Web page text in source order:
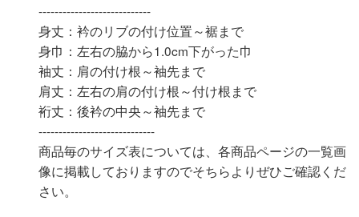
----------------------------
身丈：衿のリブの付け位置～裾まで
身巾：左右の脇から1.0cm下がった巾
袖丈：肩の付け根～袖先まで
肩丈：左右の肩の付け根～付け根まで
裄丈：後衿の中央～袖先まで
-----------------------------
商品毎のサイズ表については、各商品ページの一覧画
像に掲載しておりますのでそちらよりぜひご確認くだ
さい。